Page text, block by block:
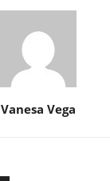
Vanesa Vega